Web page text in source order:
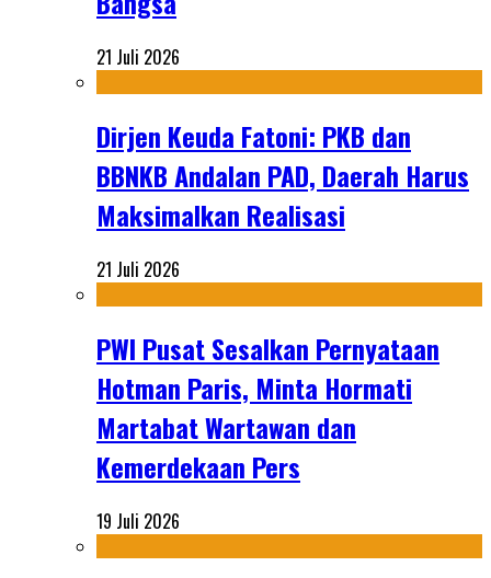
21 Juli 2026
Dirjen Keuda Fatoni: PKB dan
BBNKB Andalan PAD, Daerah Harus
Maksimalkan Realisasi
21 Juli 2026
PWI Pusat Sesalkan Pernyataan
Hotman Paris, Minta Hormati
Martabat Wartawan dan
Kemerdekaan Pers
19 Juli 2026